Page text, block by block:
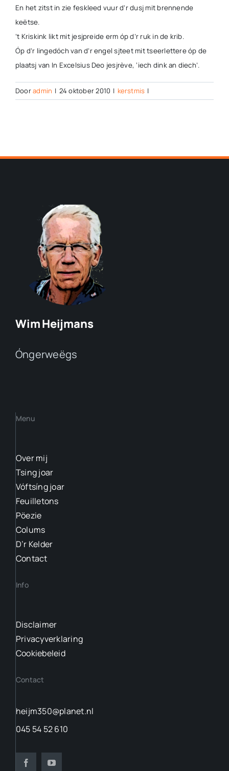
En het zitst in zie feskleed vuur d’r dusj mit brennende
keëtse.
’t Kriskink likt mit jesjpreide erm óp d’r ruk in de krib.
Óp d’r lingedóch van d’r engel sjteet mit tseerlettere óp de
plaatsj van In Excelsius Deo jesjrève, ‘iech dink an diech’.
Dooradmin | 24 oktober 2010 | kerstmis |
Wim Heijmans
Óngerweëgs
Menu
Over mij
Tsing joar
Vóftsíng joar
Feuilletons
Pöezie
Colums
D’r Kelder
Contact
Info
Disclaimer
Privacyverklaring
Cookiebeleid
Contact
heijm350@planet.nl
045 54 52 610